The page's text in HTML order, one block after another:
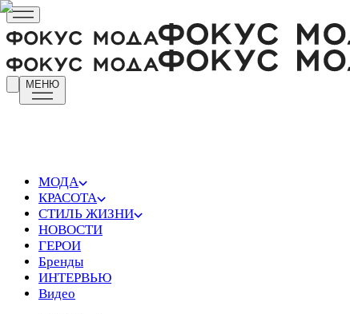
МЕНЮ
МОДА
КРАСОТА
СТИЛЬ ЖИЗНИ
НОВОСТИ
ГЕРОИ
Бренды
ИНТЕРВЬЮ
Видео